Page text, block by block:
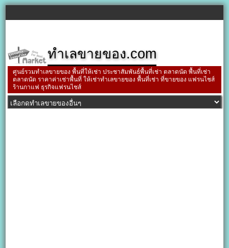
ทำเลขายของ.com
ศูนย์รวมทำเลขายของ พื้นที่ให้เช่า ประชาสัมพันธ์พื้นที่เช่า ตลาดนัด พื้นที่เช่า
ตลาดนัด ราคาค่าเช่าพื้นที่ ให้เช่าทำเลขายของ พื้นที่เช่า ที่ขายของ แฟรนไชส์
ร้านกาแฟ ธุรกิจแฟรนไชส์